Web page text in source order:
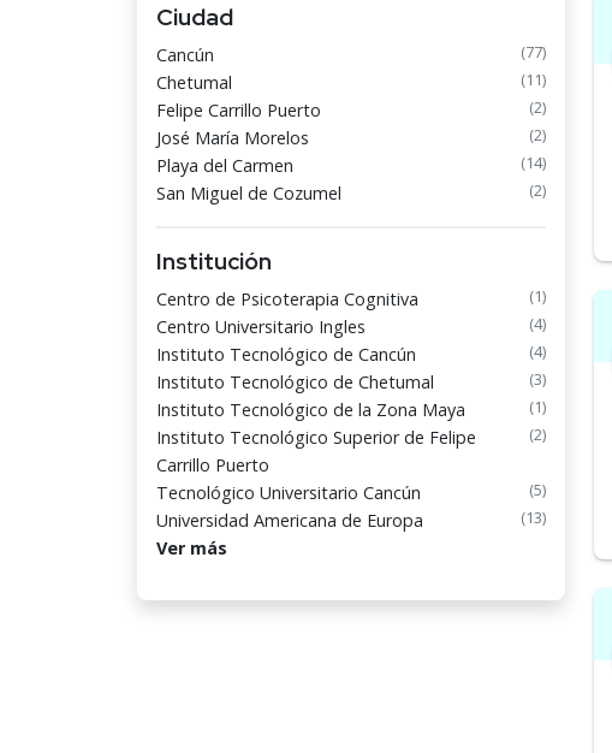
Ciudad
Cancún (77)
Chetumal (11)
Felipe Carrillo Puerto (2)
José María Morelos (2)
Playa del Carmen (14)
San Miguel de Cozumel (2)
Institución
Centro de Psicoterapia Cognitiva (1)
Centro Universitario Ingles (4)
Instituto Tecnológico de Cancún (4)
Instituto Tecnológico de Chetumal (3)
Instituto Tecnológico de la Zona Maya (1)
Instituto Tecnológico Superior de Felipe
Carrillo Puerto
(2)
Tecnológico Universitario Cancún (5)
Universidad Americana de Europa (13)
Ver más